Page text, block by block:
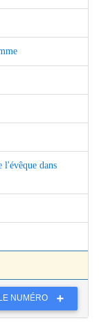
l'évêque dans
NUMÉRO